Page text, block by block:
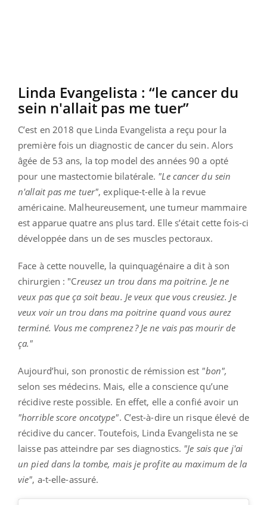
Linda Evangelista : “le cancer du
sein n'allait pas me tuer”
C’est en 2018 que Linda Evangelista a reçu pour la
première fois un diagnostic de cancer du sein. Alors
âgée de 53 ans, la top model des années 90 a opté
pour une mastectomie bilatérale. "Le cancer du sein
n'allait pas me tuer", explique-t-elle à la revue
américaine. Malheureusement, une tumeur mammaire
est apparue quatre ans plus tard. Elle s’était cette fois-ci
développée dans un de ses muscles pectoraux.
Face à cette nouvelle, la quinquagénaire a dit à son
chirurgien : "Creusez un trou dans ma poitrine. Je ne
veux pas que ça soit beau. Je veux que vous creusiez. Je
veux voir un trou dans ma poitrine quand vous aurez
terminé. Vous me comprenez ?Je ne vais pas mourir de
ça."
Aujourd’hui, son pronostic de rémission est "bon",
selon ses médecins. Mais, elle a conscience qu’une
récidive reste possible. En effet, elle a confié avoir un
"horriblescore oncotype". C’est-à-dire un risque élevé de
récidive du cancer. Toutefois, Linda Evangelista ne se
laisse pas atteindre par ses diagnostics. "Je sais que j'ai
un pied dans la tombe, mais je profite au maximum de la
vie", a-t-elle-assuré.